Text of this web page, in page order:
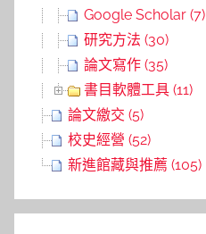
Google Scholar (7)
研究方法 (30)
論文寫作 (35)
書目軟體工具 (11)
論文繳交 (5)
校史經營 (52)
新進館藏與推薦 (105)